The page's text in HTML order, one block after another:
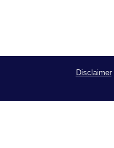
Disclaimer